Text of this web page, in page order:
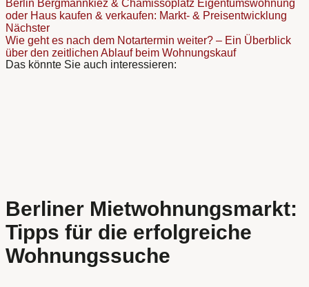
Berlin Bergmannkiez & Chamissoplatz Eigentumswohnung
oder Haus kaufen & verkaufen: Markt- & Preisentwicklung
Nächster
Wie geht es nach dem Notartermin weiter? – Ein Überblick
über den zeitlichen Ablauf beim Wohnungskauf
Das könnte Sie auch interessieren:
Berliner Mietwohnungsmarkt:
Tipps für die erfolgreiche
Wohnungssuche